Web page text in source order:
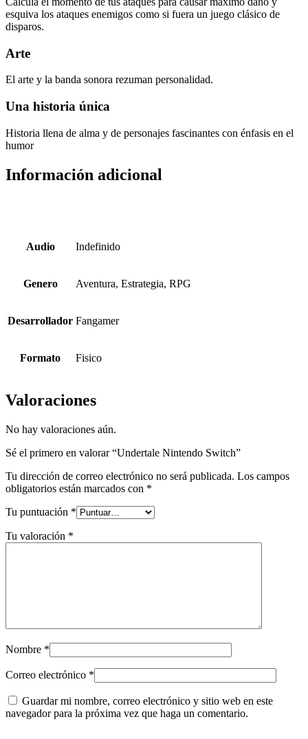
esquiva los ataques enemigos como si fuera un juego clásico de
disparos.
Arte
El arte y la banda sonora rezuman personalidad.
Una historia única
Historia llena de alma y de personajes fascinantes con énfasis en el
humor
Información adicional
Audio Indefinido
Genero Aventura, Estrategia, RPG
Desarrollador Fangamer
Formato Fisico
Valoraciones
No hay valoraciones aún.
Sé el primero en valorar “Undertale Nintendo Switch”
Tu dirección de correo electrónico no será publicada. Los campos
obligatorios están marcados con *
Tu puntuación *
Tu valoración *
Nombre *
Correo electrónico *
Guardar mi nombre, correo electrónico y sitio web en este
navegador para la próxima vez que haga un comentario.